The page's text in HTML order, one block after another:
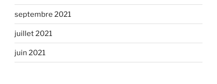
septembre 2021
juillet 2021
juin 2021